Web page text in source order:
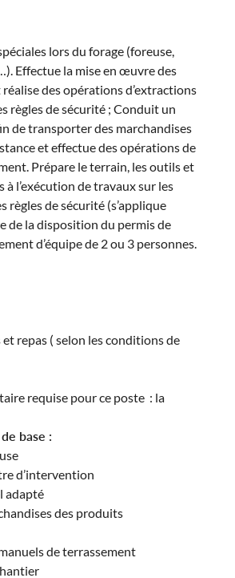
lors du forage (foreuse,
Effectue la mise en œuvre des
des opérations d’extractions
règles de sécurité ; Conduit un
de transporter des marchandises
et effectue des opérations de
Prépare le terrain, les outils et
à l’exécution de travaux sur les
règles de sécurité (s’applique
de la disposition du permis de
d’équipe de 2 ou 3 personnes.
repas ( selon les conditions de
requise pour ce poste : la
base :
d’intervention
des produits
de terrassement